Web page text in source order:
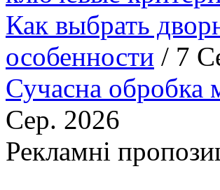
Как выбрать
особенности / 7
Сучасна обробка
Сер. 2026
Рекламні